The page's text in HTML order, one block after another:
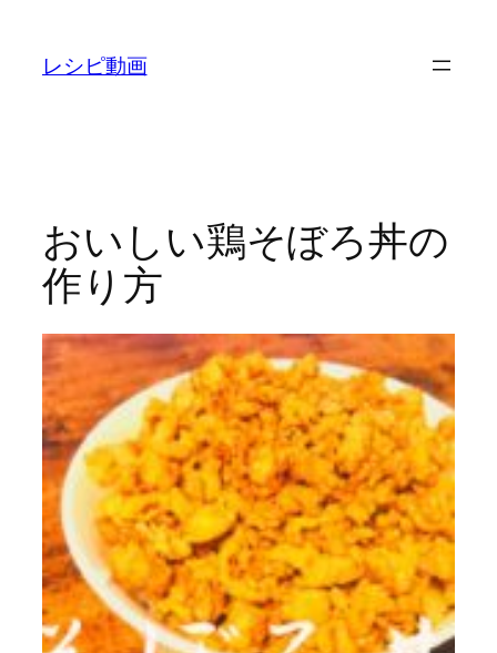
レシピ動画
おいしい鶏そぼろ丼の
作り方